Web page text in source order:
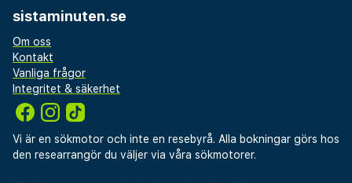
sistaminuten.se
Om oss
Kontakt
Vanliga frågor
Integritet & säkerhet
Vi är en sökmotor och inte en resebyrå. Alla bokningar görs hos
den researrangör du väljer via våra sökmotorer.